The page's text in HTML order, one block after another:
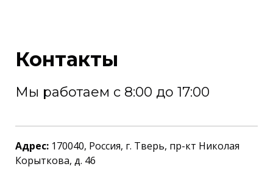
Контакты
Мы работаем с 8:00 до 17:00
Адрес: 170040, Россия, г. Тверь, пр-кт Николая
Корыткова, д. 46